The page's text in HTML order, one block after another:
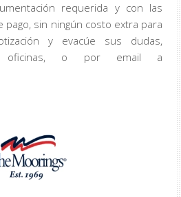
requerida y con las
pago, sin ningún costo extra para
y evacúe sus dudas,
oficinas, o por email a